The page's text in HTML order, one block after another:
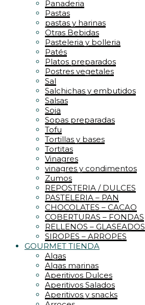
Panaderia
Pastas
pastas y harinas
Otras Bebidas
Pasteleria y bolleria
Patés
Platos preparados
Postres vegetales
Sal
Salchichas y embutidos
Salsas
Soja
Sopas preparadas
Tofu
Tortillas y bases
Tortitas
Vinagres
vinagres y condimentos
Zumos
REPOSTERIA / DULCES
PASTELERIA – PAN
CHOCOLATES – CACAO
COBERTURAS – FONDAS
RELLENOS – GLASEADOS
SIROPES – ARROPES
GOURMET TIENDA
Algas
Algas marinas
Aperitivos Dulces
Aperitivos Salados
Aperitivos y snacks